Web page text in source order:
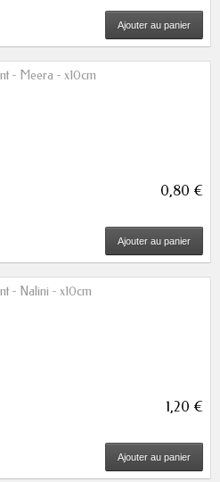
Ajouter au panier
- Meera - x10cm
0,80 €
Ajouter au panier
- Nalini - x10cm
1,20 €
Ajouter au panier